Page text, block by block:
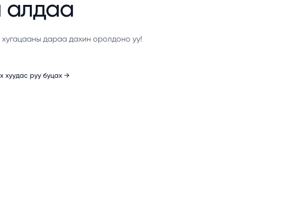
алдаа
дараа дахин оролдоно уу!
хуудас руу буцах →